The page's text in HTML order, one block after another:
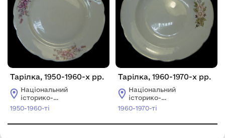
Тарілка, 1950-1960-х рр.
Національний
історико-
архітектурний
1950-1960-ті
Тарілка, 1960-1970-х рр.
Національний
історико-
архітектурний
1960-1970-ті